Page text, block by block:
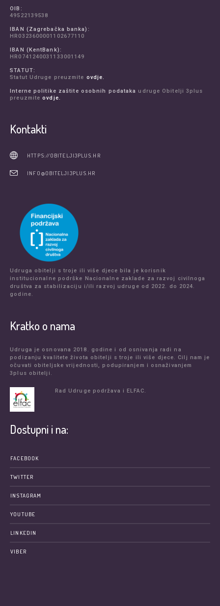
OIB:
49522139538
IBAN (Zagrebačka banka):
HR0323600001102677110
IBAN (KentBank):
HR0741240031133001149
STATUT:
Statut Udruge preuzmite ovdje.
Interne politike zaštite osobnih podataka udruge Obitelji 3plus
preuzmiteovdje.
Kontakti
HTTPS://OBITELJI3PLUS.HR
INFO@OBITELJI3PLUS.HR
Udruga obitelji s troje ili više djece bila je korisnik
institucionalne podrške Nacionalne zaklade za razvoj civilnoga
društva za stabilizaciju i/ili razvoj udruge od 2022. do 2024.
godine.
Kratko o nama
Udruga je osnovana 2018. godine i od osnivanja radi na
podizanju kvalitete života obitelji s troje ili više djece. Cilj nam je
očuvati obiteljske vrijednosti, podupiranjem i osnaživanjem
3plus obitelji.
Rad Udruge podržava i ELFAC.
Dostupni i na:
FACEBOOK
TWITTER
INSTAGRAM
YOUTUBE
LINKEDIN
VIBER